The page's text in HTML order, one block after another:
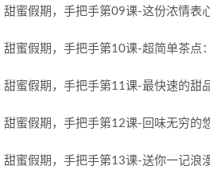
甜蜜假期，手把手第09课-这份浓情表
甜蜜假期，手把手第10课-超简单茶点
甜蜜假期，手把手第11课-最快速的甜
甜蜜假期，手把手第12课-回味无穷的
甜蜜假期，手把手第13课-送你一记浪